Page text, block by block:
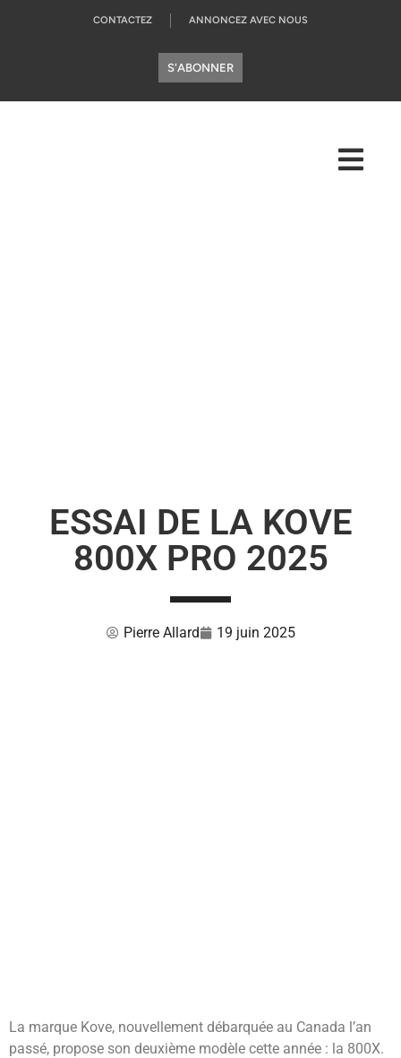
CONTACTEZ ANNONCEZ AVEC NOUS
S'ABONNER
ESSAI DE LA KOVE
800X PRO 2025
Pierre Allard 19 juin 2025
La marque Kove, nouvellement débarquée au Canada l’an
passé, propose son deuxième modèle cette année : la 800X.